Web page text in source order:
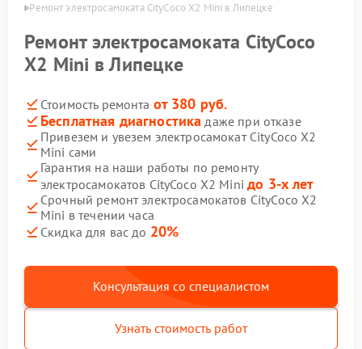
Ремонт электросамоката CityCoco X2 Mini в Липецке
Ремонт электросамоката CityCoco
X2 Mini в Липецке
Стоимость ремонта от 380 руб.
Бесплатная диагностика даже при отказе
Привезем и увезем электросамокат CityCoco X2
Mini сами
Гарантия на наши работы по ремонту
электросамокатов CityCoco X2 Miniдо 3-х лет
Срочный ремонт электросамокатов CityCoco X2
Mini в течении часа
Скидка для вас до 20%
Консультация со специалистом
Узнать стоимость работ